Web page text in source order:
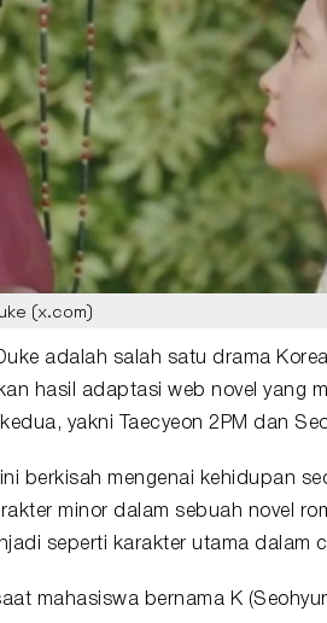
(x.com)
adalah salah satu drama
hasil adaptasi web novel yang
yakni
Taecyeon 2PM dan
berkisah mengenai kehidupan
minor dalam sebuah novel
seperti karakter utama dalam
mahasiswa bernama K